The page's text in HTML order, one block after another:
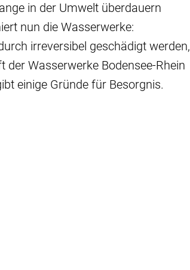
in der Umwelt überdauern
nun die Wasserwerke:
irreversibel geschädigt werden,
Wasserwerke Bodensee-Rhein
einige Gründe für Besorgnis.